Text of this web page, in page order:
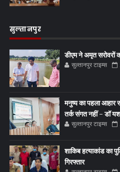
सुल्तानपुर
डीएम ने अमृत सरोवरों
सुल्तानपुर टाइम्स
मनुष्य का पहला आहार
तर्क संगत नहीं - डॉ
सुल्तानपुर टाइम्स
शाकिब हत्याकांड का
गिरफ्तार